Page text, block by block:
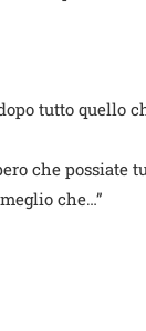
tutto quello
che possiate
che…”